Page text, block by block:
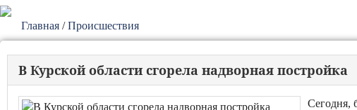
Главная /Происшествия
В Курской области сгорела надворная постройка
Сегодня,